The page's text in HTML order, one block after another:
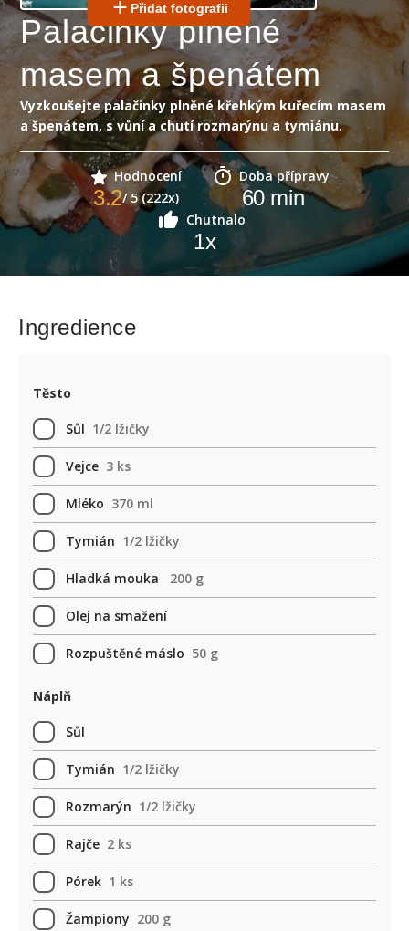
Přidat fotografii
Palačinky plněné
masem a špenátem
Vyzkoušejte palačinky plněné křehkým kuřecím masem
a špenátem, s vůní a chutí rozmarýnu a tymiánu.
Hodnocení
3.2/ 5 (222x)
Doba přípravy
60min
Chutnalo
1x
Ingredience
Těsto
Sůl 1/2 lžičky
Vejce 3 ks
Mléko 370 ml
Tymián 1/2 lžičky
Hladká mouka 200 g
Olej na smažení
Rozpuštěné máslo 50 g
Náplň
Sůl
Tymián 1/2 lžičky
Rozmarýn 1/2 lžičky
Rajče 2 ks
Pórek 1 ks
Žampiony 200 g